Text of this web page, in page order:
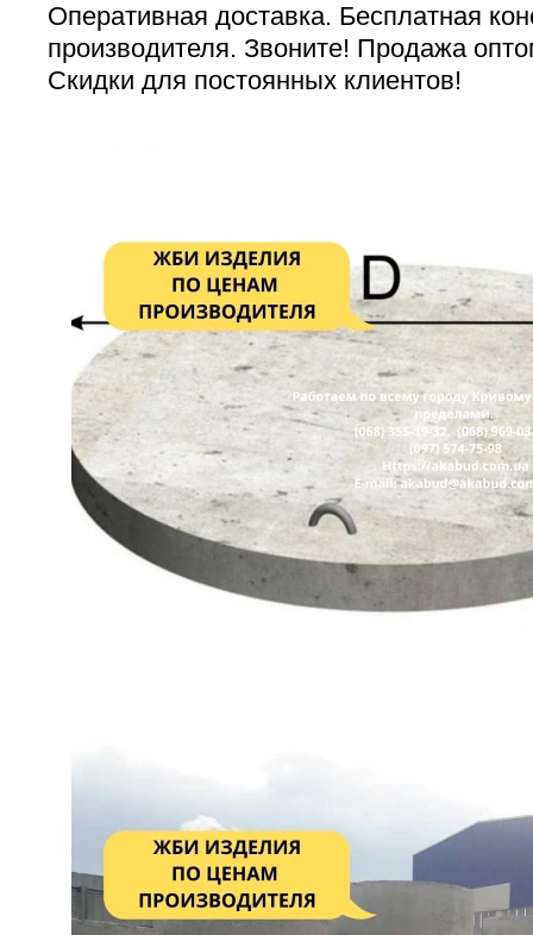
Оперативная доставка. Бесплатная
производителя. Звоните! Продажа
Скидки для постоянных клиентов!